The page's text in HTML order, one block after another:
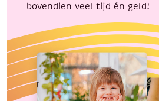
bovendien veel tijd én geld!